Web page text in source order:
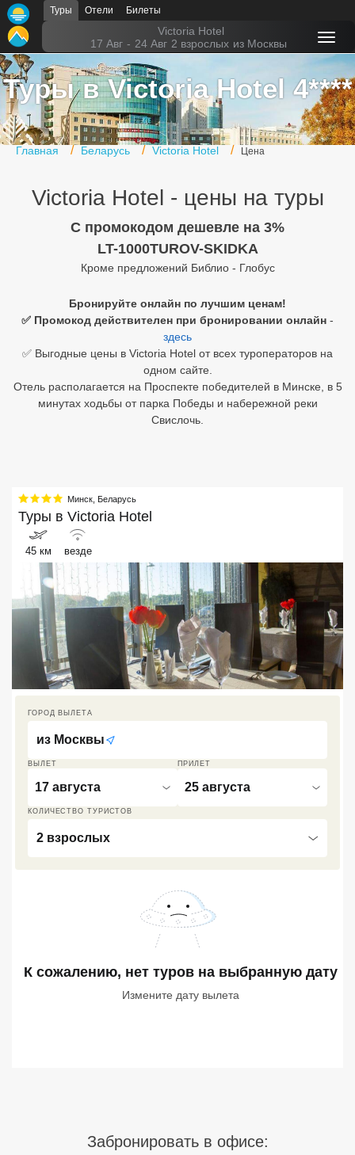
Туры Отели Билеты
Victoria Hotel
17 Авг - 24 Авг 2 взрослых из Москвы
Туры в Victoria Hotel 4****
Главная Беларусь Victoria Hotel Цена
Victoria Hotel - цены на туры
C промокодом дешевле на 3%
LT-1000TUROV-SKIDKA
Кроме предложений Библио - Глобус
Бронируйте онлайн по лучшим ценам!
✅ Промокод действителен при бронировании онлайн -
здесь
✅ Выгодные цены в Victoria Hotel от всех туроператоров на
одном сайте.
Отель располагается на Проспекте победителей в Минске, в 5
минутах ходьбы от парка Победы и набережной реки
Свислочь.
Минск Беларусь
Туры в Victoria Hotel
45 км везде
ВЫЛЕТ
17 августа
ПРИЛЕТ
25 августа
КОЛИЧЕСТВО ТУРИСТОВ
2 взрослых
ГОРОД ВЫЛЕТА
из Москвы
К сожалению, нет туров на выбранную дату
Измените дату вылета
Забронировать в офисе:
Главная
Горящие туры
Туры в Турцию
Туры в Египет
Офис г. Москва
Подборки отелей
Таиланд
ОАЭ
Египет
Вьетнам
Хайнань
Северный Гоа
Южный Гоа
Занзибар
Абхазия
Кав Мин Воды
Экскурсионные туры
VIP отели 5 звезд
Лучшие отели 4* звезды
звезды
Лучшие отели 3* звезды
Сетевые отели ОАЭ